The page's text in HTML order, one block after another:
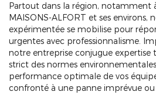
Partout dans la région, notamment
MAISONS-ALFORT et ses environs,
expérimentée se mobilise pour
urgentes avec professionnalisme.
notre entreprise conjugue expertise
strict des normes
performance optimale de vos
confronté à une panne imprévue ou